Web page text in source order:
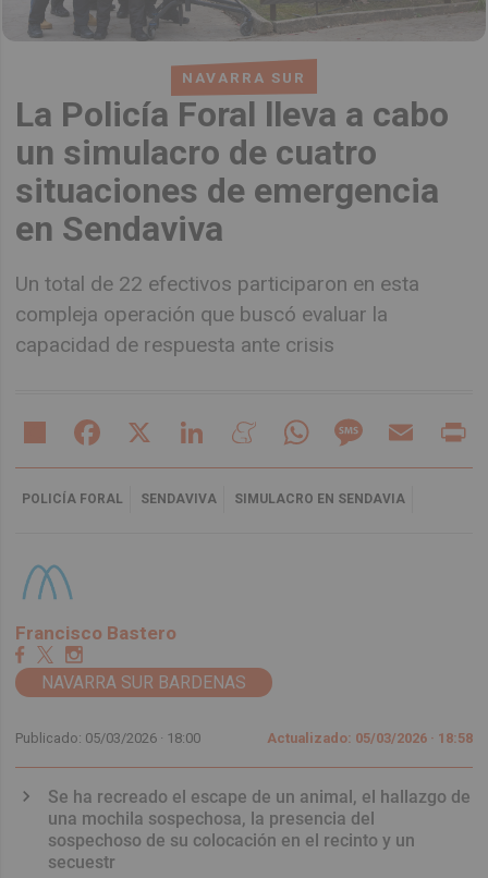
NAVARRA SUR
La Policía Foral lleva a cabo
un simulacro de cuatro
situaciones de emergencia
en Sendaviva
Un total de 22 efectivos participaron en esta
compleja operación que buscó evaluar la
capacidad de respuesta ante crisis
Share Facebook LinkedIn MeneameWhatsAppMessageEmail
POLICÍA FORAL SENDAVIVA SIMULACRO EN SENDAVIA
Francisco Bastero
NAVARRA SUR BARDENAS
Publicado: 05/03/2026 · 18:00 Actualizado: 05/03/2026 · 18:58
Se ha recreado el escape de un animal, el hallazgo de
una mochila sospechosa, la presencia del
sospechoso de su colocación en el recinto y un
secuestr